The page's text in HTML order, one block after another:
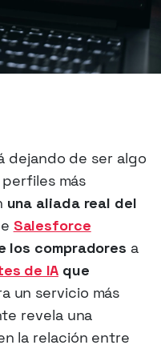
dejando de ser algo
más
una aliada real del
Salesforce
los compradores a
de IAque
un servicio más
revela una
la relación entre